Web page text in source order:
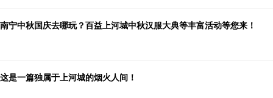
南宁中秋国庆去哪玩？百益上河城中秋汉服大典等丰富活动等您来！
这是一篇独属于上河城的烟火人间！